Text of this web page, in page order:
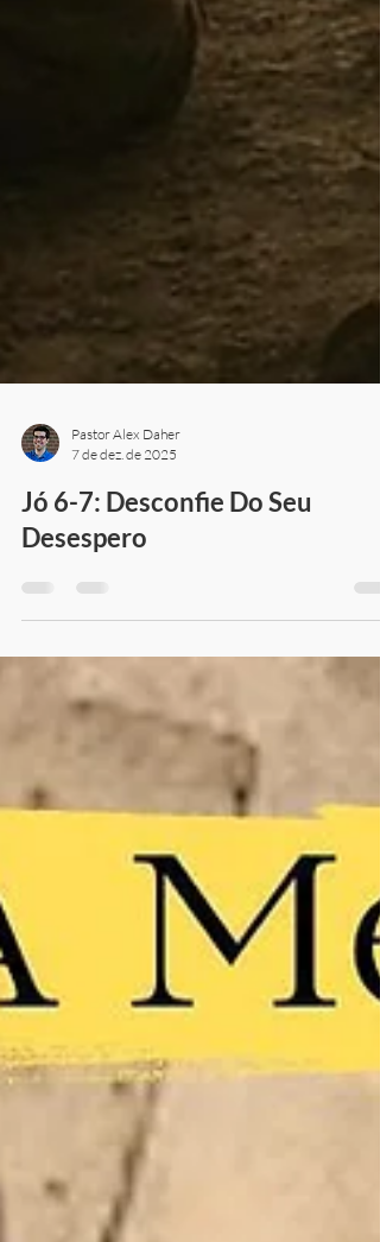
Pastor Alex Daher
7 de dez. de 2025
Jó 6-7: Desconfie Do Seu
Desespero